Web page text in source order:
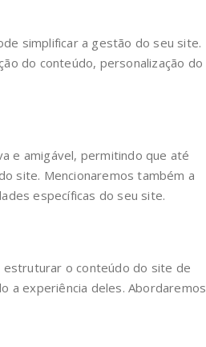
simplificar a gestão do seu site.
do conteúdo, personalização do
e amigável, permitindo que até
site. Mencionaremos também a
específicas do seu site.
estruturar o conteúdo do site de
a experiência deles. Abordaremos